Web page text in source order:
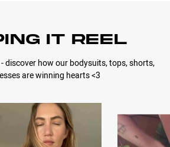
IT REEL
discover how our bodysuits, tops, shorts,
are winning hearts <3